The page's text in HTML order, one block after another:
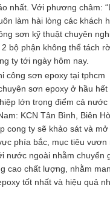
nhất. Với phương châm:
làm hài lòng các khách
sơn kỹ thuật chuyên
bộ phận không thể tách
ty tới ngày hôm nay.
sơn epoxy ở hầu
lớn trọng điểm cả nước
KCN Tân Bình, Biên
cong ty sẽ khảo sát và
phía bắc, mục tiêu vươn
nước ngoài nhằm chuyển
cao chất lượng, nhằm
tốt nhất và hiệu quả